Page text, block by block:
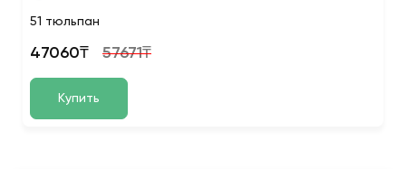
51 тюльпан
47060₸ 57671₸
Купить